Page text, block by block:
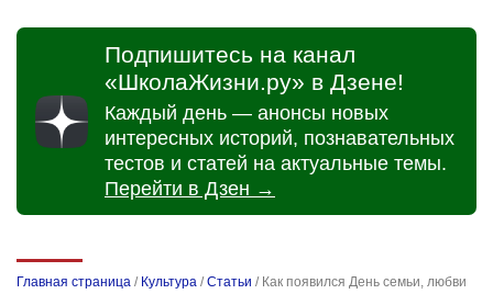
Подпишитесь на канал
«ШколаЖизни.ру» в Дзене!
Каждый день — анонсы новых
интересных историй, познавательных
тестов и статей на актуальные темы.
Перейти в Дзен →
Главная страница / Культура /Статьи / Как появился День семьи, любви